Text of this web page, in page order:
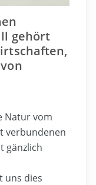
gehört
Natur vom
verbundenen
gänzlich
uns dies